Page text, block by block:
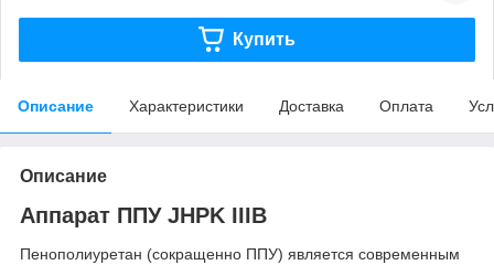
Купить
Описание Характеристики Доставка Оплата
Описание
Аппарат ППУ JHPK IIIB
Пенополиуретан (сокращенно ППУ) является современным